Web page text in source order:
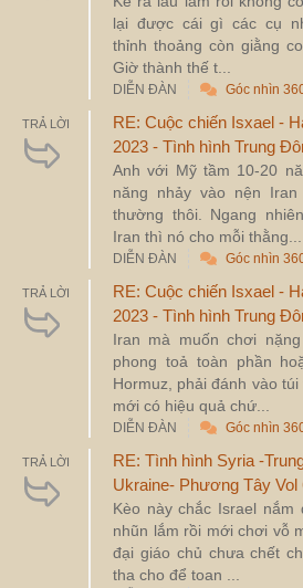
lại được cái gì các cụ
thỉnh thoảng còn giằng
Giờ thành thế t...
DIỄN ĐÀN Góc nhìn
TRẢ LỜI
RE: Cuộc chiến Isxael -
2023 - Tình hình Trung
Anh với Mỹ tầm 10-20
năng nhảy vào nện
thường thôi. Ngang
Iran thì nó cho mỗi thằng...
DIỄN ĐÀN Góc nhìn
TRẢ LỜI
RE: Cuộc chiến Isxael -
2023 - Tình hình Trung
Iran mà muốn chơi
phong toả toàn phần
Hormuz, phải đánh vào
mới có hiệu quả chứ...
DIỄN ĐÀN Góc nhìn
TRẢ LỜI
RE: Tình hình Syria -
Ukraine- Phương Tây Vol
Kèo này chắc Israel
nhũn lắm rồi mới chơi vỗ
đại giáo chủ chưa chết
tha cho để toan ...